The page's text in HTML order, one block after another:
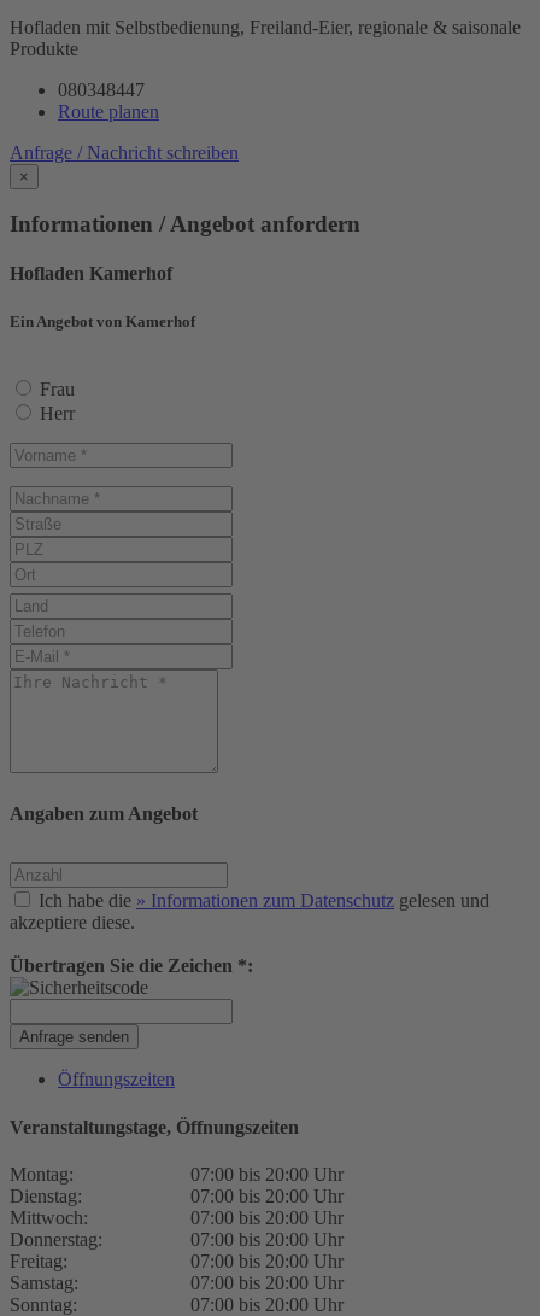
Hofladen mit Selbstbedienung, Freiland-Eier, regionale & saisonale
Produkte
080348447
Route planen
Anfrage / Nachricht schreiben
×
Informationen / Angebot anfordern
Hofladen Kamerhof
Ein Angebot von Kamerhof
Frau
Herr
Angaben zum Angebot
Ich habe die » Informationen zum Datenschutz gelesen und
akzeptiere diese.
Übertragen Sie die Zeichen *:
Anfrage senden
Öffnungszeiten
Veranstaltungstage, Öffnungszeiten
Montag:
07:00 bis 20:00 Uhr
Dienstag:
07:00 bis 20:00 Uhr
Mittwoch:
07:00 bis 20:00 Uhr
Donnerstag:
07:00 bis 20:00 Uhr
Freitag:
07:00 bis 20:00 Uhr
Samstag:
07:00 bis 20:00 Uhr
Sonntag:
07:00 bis 20:00 Uhr